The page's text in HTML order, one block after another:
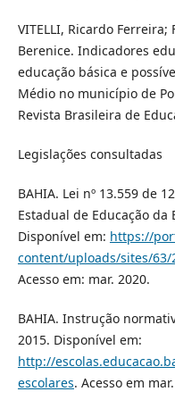
VITELLI, Ricardo Ferreira;
Berenice. Indicadores
educação básica e
Médio no município de
Revista Brasileira de
Legislações consultadas
BAHIA. Lei nº 13.559 de
Estadual de Educação
Disponível em: https://
content/uploads/sites/
Acesso em: mar. 2020.
BAHIA. Instrução
2015. Disponível em:
http://
escolares. Acesso em